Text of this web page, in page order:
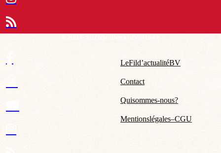
Le Fil d’actualité BV
Contact
Qui sommes-nous ?
Mentions légales – CGU